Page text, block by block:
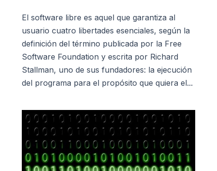
El software libre es aquel que garantiza al
usuario cuatro libertades esenciales, según la
definición del término publicada por la Free
Software Foundation y escrita por Richard
Stallman, uno de sus fundadores: la ejecución
del programa para el propósito que quiera el...